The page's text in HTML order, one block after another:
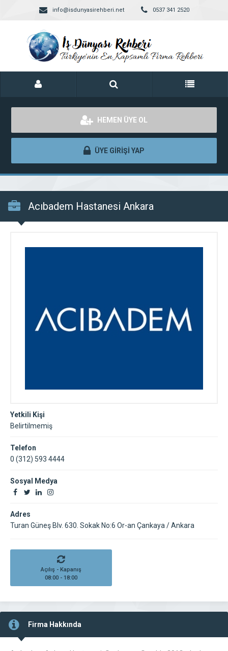
info@isdunyasirehberi.net 0537 341 2520
HEMEN ÜYE OL
ÜYE GİRİŞİ YAP
Acıbadem Hastanesi Ankara
Yetkili Kişi
Belirtilmemiş
Telefon
0 (312) 593 4444
Sosyal Medya
Adres
Turan Güneş Blv. 630. Sokak No:6 Or-an Çankaya / Ankara
Açılış - Kapanış
08:00 - 18:00
Firma Hakkında